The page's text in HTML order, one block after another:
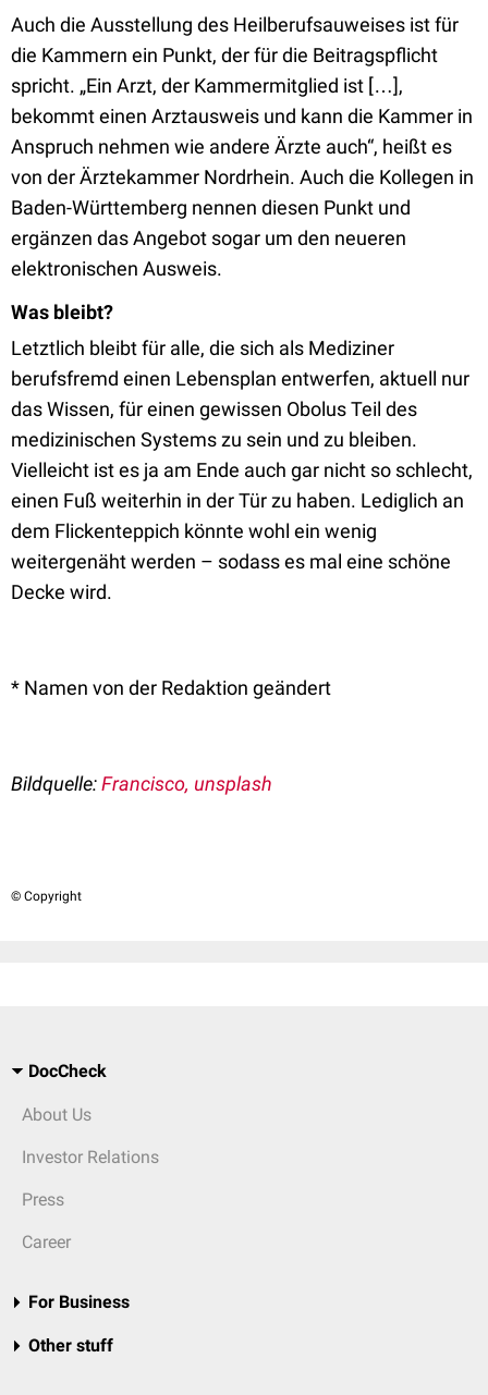
Auch die Ausstellung des Heilberufsauweises ist für
die Kammern ein Punkt, der für die Beitragspflicht
spricht. „Ein Arzt, der Kammermitglied ist […],
bekommt einen Arztausweis und kann die Kammer in
Anspruch nehmen wie andere Ärzte auch“, heißt es
von der Ärztekammer Nordrhein. Auch die Kollegen in
Baden-Württemberg nennen diesen Punkt und
ergänzen das Angebot sogar um den neueren
elektronischen Ausweis.
Was bleibt?
Letztlich bleibt für alle, die sich als Mediziner
berufsfremd einen Lebensplan entwerfen, aktuell nur
das Wissen, für einen gewissen Obolus Teil des
medizinischen Systems zu sein und zu bleiben.
Vielleicht ist es ja am Ende auch gar nicht so schlecht,
einen Fuß weiterhin in der Tür zu haben. Lediglich an
dem Flickenteppich könnte wohl ein wenig
weitergenäht werden – sodass es mal eine schöne
Decke wird.
* Namen von der Redaktion geändert
Bildquelle:Francisco, unsplash
© Copyright
DocCheck
About Us
Investor Relations
Press
Career
For Business
Other stuff